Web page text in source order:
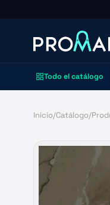
Todo el catálogo
Inicio/Catálogo/